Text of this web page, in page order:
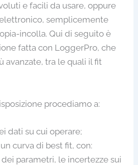
e facili da usare, oppure
semplicemente
incolla. Qui di seguito è
fatta con LoggerPro, che
avanzate, tra le quali il fit
procediamo a:
dati su cui operare;
curva di best fit, con:
dei parametri, le incertezze sui